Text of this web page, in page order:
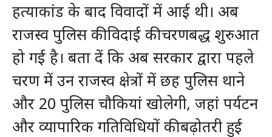
हत्याकांड के बाद विवादों में आई थी। अब
राजस्व पुलिस की विदाई की चरणबद्ध शुरुआत
हो गई है। बता दें कि अब सरकार द्वारा पहले
चरण में उन राजस्व क्षेत्रों में छह पुलिस थाने
और 20 पुलिस चौकियां खोलेगी, जहां पर्यटन
और व्यापारिक गतिविधियों की बढ़ोतरी हुई